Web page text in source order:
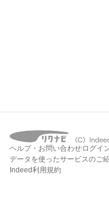
ヘルプ・お問い合わせ ログイ
データを使ったサービスのご
Indeed利用規約